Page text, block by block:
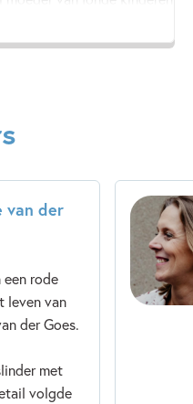
eerlijk en divers
vanaf 5 jaar Met
van der
een rode
leven van
der Goes.
met
volgde